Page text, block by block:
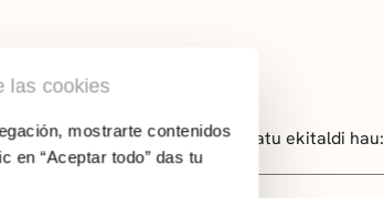
las cookies
mostrarte contenidos
en “Aceptar todo” das tu
Partekatu ekitaldi hau: